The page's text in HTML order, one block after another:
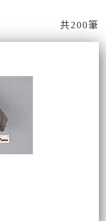
共200筆